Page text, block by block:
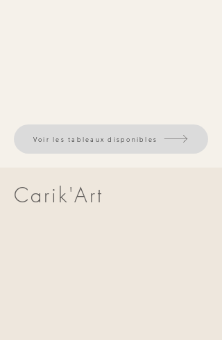
Voir les tableaux disponibles
Carik'Art